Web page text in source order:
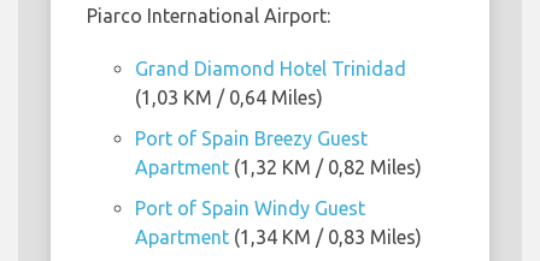
Piarco International Airport:
Grand Diamond Hotel Trinidad
(1,03 KM / 0,64 Miles)
Port of Spain Breezy Guest
Apartment (1,32 KM / 0,82 Miles)
Port of Spain Windy Guest
Apartment (1,34 KM / 0,83 Miles)